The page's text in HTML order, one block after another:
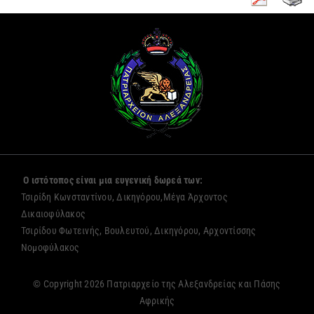
Ο ιστότοπος είναι μια ευγενική δωρεά των:
Τσιρίδη Κωνσταντίνου, Δικηγόρου,Μέγα Άρχοντος
Δικαιοφύλακος
Τσιρίδου Φωτεινής, Βουλευτού, Δικηγόρου, Αρχοντίσσης
Νομοφύλακος
© Copyright 2026 Πατριαρχείο της Αλεξανδρείας και Πάσης
Αφρικής